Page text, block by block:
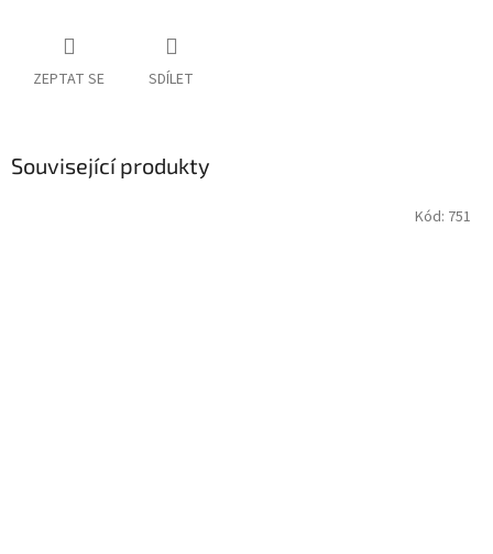
ZEPTAT SE SDÍLET
Související produkty
Kód: 751